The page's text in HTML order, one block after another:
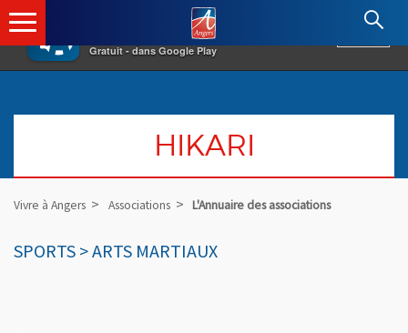
×
Gratuit - dans Google Play
Angers.fr : Retour à l'accueil
HIKARI
Vivre à Angers Associations L'Annuaire des associations
SPORTS > ARTS MARTIAUX